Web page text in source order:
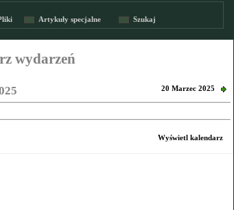
Artykuły specjalne Szukaj
wydarzeń
20 Marzec 2025
Wyświetl kalendarz